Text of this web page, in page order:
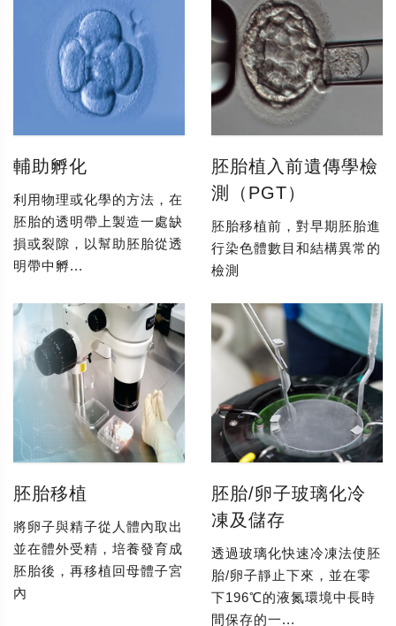
輔助孵化
利用物理或化學的方法，在
胚胎的透明帶上製造一處缺
損或裂隙，以幫助胚胎從透
明帶中孵...
胚胎植入前遺傳學檢
測（PGT）
胚胎移植前，對早期胚胎進
行染色體數目和結構異常的
檢測
胚胎移植
將卵子與精子從人體內取出
並在體外受精，培養發育成
胚胎後，再移植回母體子宮
內
胚胎/卵子玻璃化冷
凍及儲存
透過玻璃化快速冷凍法使胚
胎/卵子靜止下來，並在零
下196℃的液氮環境中長時
間保存的一...